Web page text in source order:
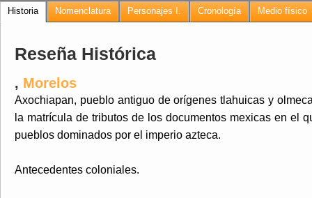
Historia Nomenclatura Personajes I. Cronología Medio físico
Reseña Histórica
, Morelos
Axochiapan, pueblo antiguo de orígenes tlahuicas y
la matrícula de tributos de los documentos mexicas en el
pueblos dominados por el imperio azteca.
Antecedentes coloniales.